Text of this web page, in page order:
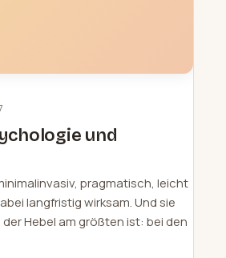
und
pragmatisch, leicht
langfristig wirksam. Und sie
Hebel am größten ist: bei den